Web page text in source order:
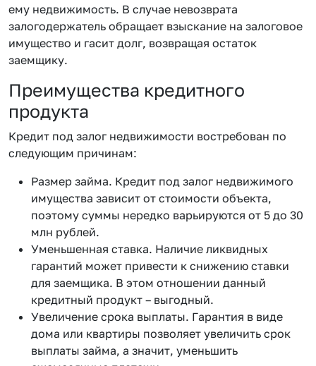
ему недвижимость. В случае невозврата
залогодержатель обращает взыскание на залоговое
имущество и гасит долг, возвращая остаток
заемщику.
Преимущества кредитного
продукта
Кредит под залог недвижимости востребован по
следующим причинам:
Размер займа. Кредит под залог недвижимого
имущества зависит от стоимости объекта,
поэтому суммы нередко варьируются от 5 до 30
млн рублей.
Уменьшенная ставка. Наличие ликвидных
гарантий может привести к снижению ставки
для заемщика. В этом отношении данный
кредитный продукт – выгодный.
Увеличение срока выплаты. Гарантия в виде
дома или квартиры позволяет увеличить срок
выплаты займа, а значит, уменьшить